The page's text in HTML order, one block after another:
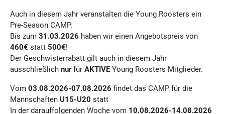
Auch in diesem Jahr veranstalten die Young Roosters ein
Pre-Season CAMP.
Bis zum 31.03.2026 haben wir einen Angebotspreis von
460€ statt 500€!
Der Geschwisterrabatt gilt auch in diesem Jahr
ausschließlich nurfür AKTIVE Young Roosters Mitglieder.
Vom 03.08.2026-07.08.2026 findet das CAMP für die
Mannschaften U15-U20 statt
In der darauffolgenden Woche vom 10.08.2026-14.08.2026